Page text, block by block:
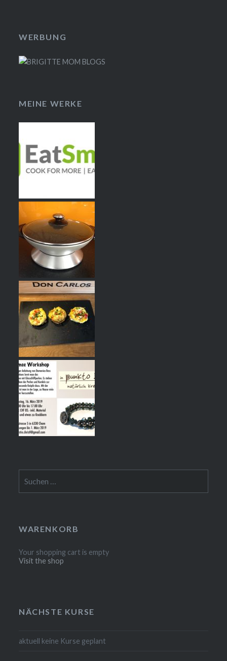
WERBUNG
MEINE WERKE
nach:
WARENKORB
Your shopping cart is empty
Visit the shop
NÄCHSTE KURSE
aktuell keine Kurse geplant